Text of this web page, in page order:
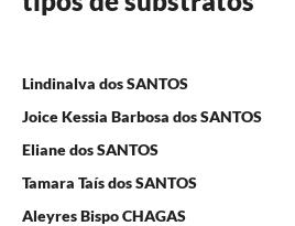
Lindinalva dos SANTOS
Joice Kessia Barbosa dos SANTOS
Eliane dos SANTOS
Tamara Taís dos SANTOS
Aleyres Bispo CHAGAS